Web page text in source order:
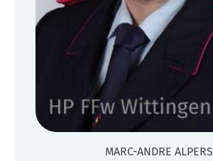
MARC-ANDRE ALPERS